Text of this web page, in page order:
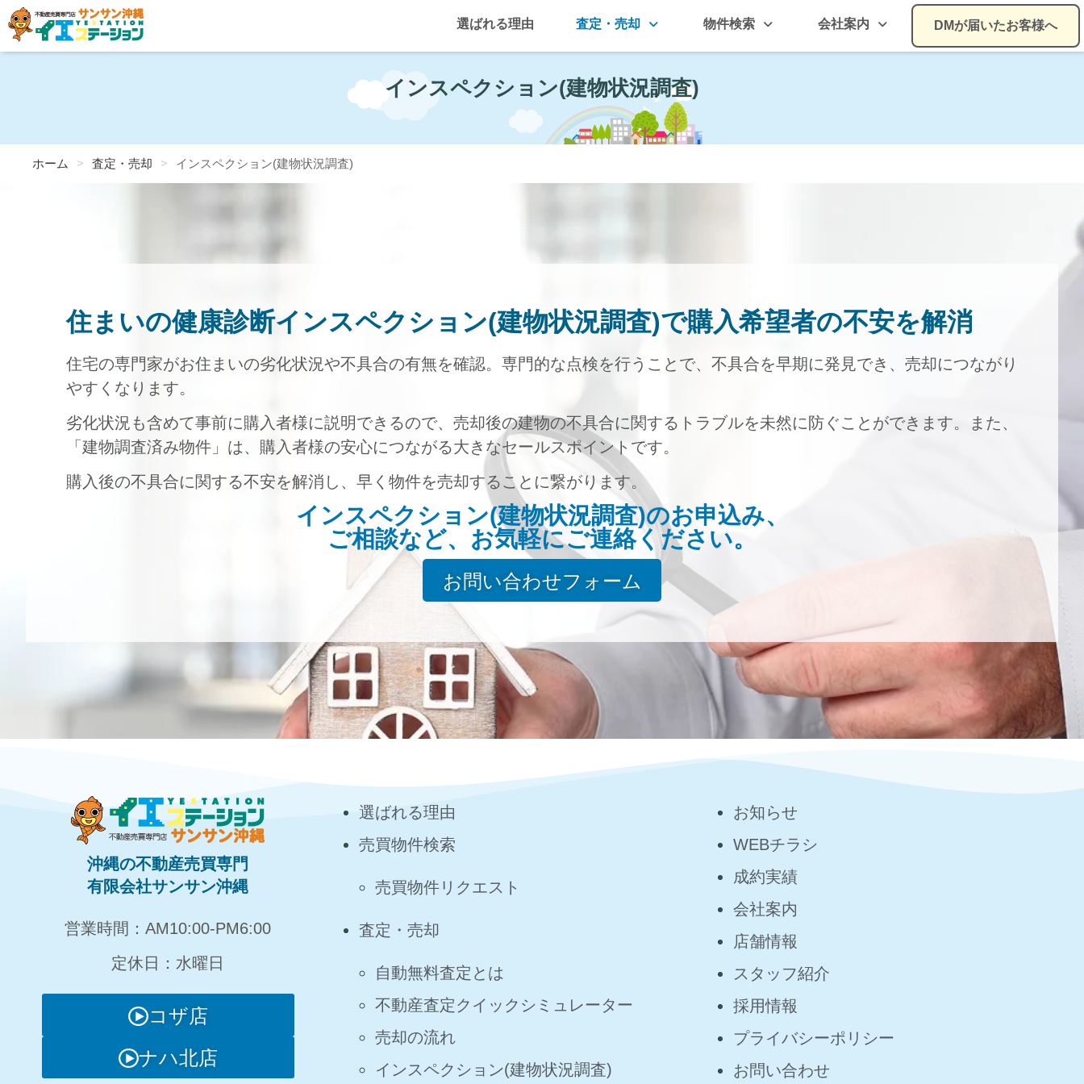
選ばれる理由 査定・売却 物件検索 会社案内 DMが届いたお客様へ
インスペクション(建物状況調査)
ホーム 査定・売却 インスペクション(建物状況調査)
住まいの健康診断インスペクション(建物状況調査)で購入希望者の不安を解消
住宅の専門家がお住まいの劣化状況や不具合の有無を確認。専門的な点検を行うことで、不具合を早期に発見でき、売却につながり
やすくなります。
劣化状況も含めて事前に購入者様に説明できるので、売却後の建物の不具合に関するトラブルを未然に防ぐことができます。また、
「建物調査済み物件」は、購入者様の安心につながる大きなセールスポイントです。
購入後の不具合に関する不安を解消し、早く物件を売却することに繋がります。
インスペクション(建物状況調査)のお申込み、
ご相談など、お気軽にご連絡ください。
お問い合わせフォーム
沖縄の不動産売買専門
有限会社サンサン沖縄
営業時間：AM10:00‐PM6:00
定休日：水曜日
コザ店
ナハ北店
選ばれる理由
売買物件検索
売買物件リクエスト
査定・売却
自動無料査定とは
不動産査定クイックシミュレーター
売却の流れ
インスペクション(建物状況調査)
お知らせ
WEBチラシ
成約実績
会社案内
店舗情報
スタッフ紹介
採用情報
プライバシーポリシー
お問い合わせ